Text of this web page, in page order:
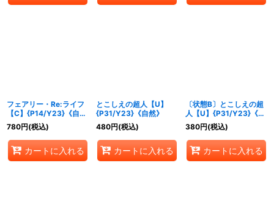
フェアリー・Re:ライフ
【C】{P14/Y23}《自
然》
780円(税込)
カートに入れる
とこしえの超人【U】
{P31/Y23}《自然》
480円(税込)
カートに入れる
〔状態B〕とこしえの超
人【U】{P31/Y23}《自
然》
380円(税込)
カートに入れる